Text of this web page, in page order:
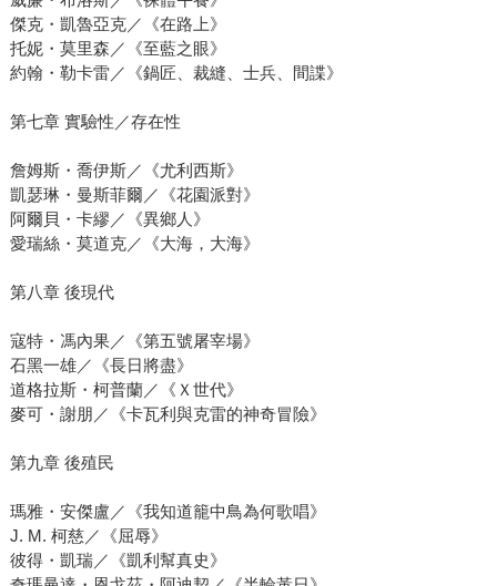
傑克・凱魯亞克／《在路上》
托妮・莫里森／《至藍之眼》
約翰・勒卡雷／《鍋匠、裁縫、士兵、間諜》
第七章 實驗性／存在性
詹姆斯・喬伊斯／《尤利西斯》
凱瑟琳・曼斯菲爾／《花園派對》
阿爾貝・卡繆／《異鄉人》
愛瑞絲・莫道克／《大海，大海》
第八章 後現代
寇特・馮內果／《第五號屠宰場》
石黑一雄／《長日將盡》
道格拉斯・柯普蘭／《Ｘ世代》
麥可・謝朋／《卡瓦利與克雷的神奇冒險》
第九章 後殖民
瑪雅・安傑盧／《我知道籠中鳥為何歌唱》
J. M. 柯慈／《屈辱》
彼得・凱瑞／《凱利幫真史》